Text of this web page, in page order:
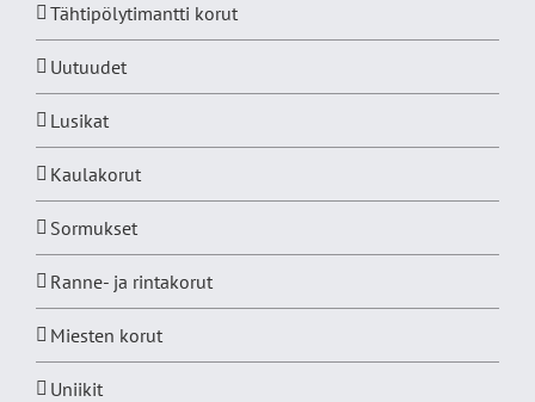
Tähtipölytimantti korut
Uutuudet
Lusikat
Kaulakorut
Sormukset
Ranne- ja rintakorut
Miesten korut
Uniikit